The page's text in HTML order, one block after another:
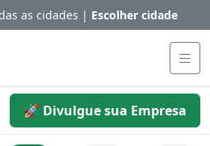
as cidades | Escolher cidade
🚀 Divulgue sua Empresa